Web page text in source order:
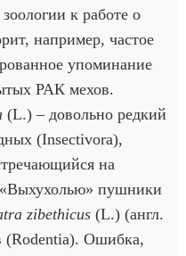
к работе о
например, частое
упоминание
РАК мехов.
(L.) – довольно редкий
(Insectivora),
на
пушники
zibethicus (L.) (англ.
(Rodentia). Ошибка,